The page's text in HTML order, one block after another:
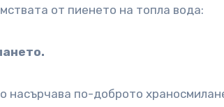
от пиенето на топла вода:
насърчава по-доброто